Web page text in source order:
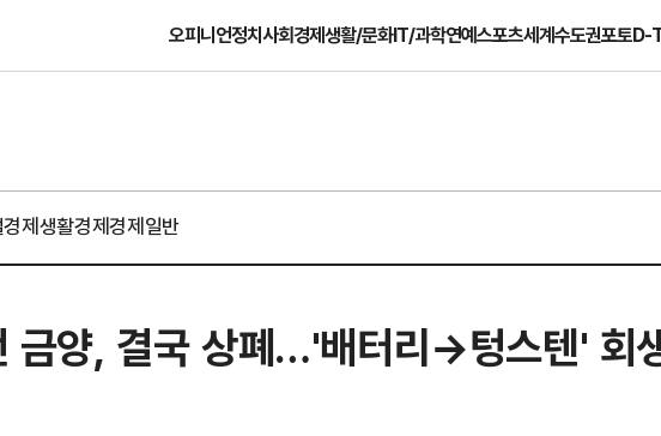
오피니언정치사회경제생활/문화IT/과학연예스포츠세계수도권포토D-
제생활경제경제일반
금양, 결국 상폐…'배터리→텅스텐' 회